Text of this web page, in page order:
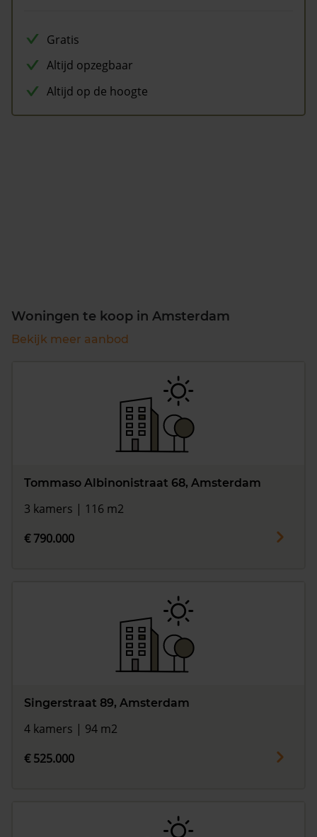
Gratis
Altijd opzegbaar
Altijd op de hoogte
Woningen te koop in Amsterdam
Bekijk meer aanbod
Tommaso Albinonistraat 68, Amsterdam
3 kamers | 116 m2
€ 790.000
Singerstraat 89, Amsterdam
4 kamers | 94 m2
€ 525.000